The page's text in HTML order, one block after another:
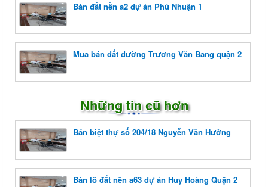
Bán đất nền a2 dự án Phú Nhuận 1
Mua bán đất đường Trương Văn Bang quận 2
Những tin cũ hơn
Bán biệt thự số 204/18 Nguyễn Văn Hưởng
Bán lô đất nền a63 dự án Huy Hoàng Quận 2